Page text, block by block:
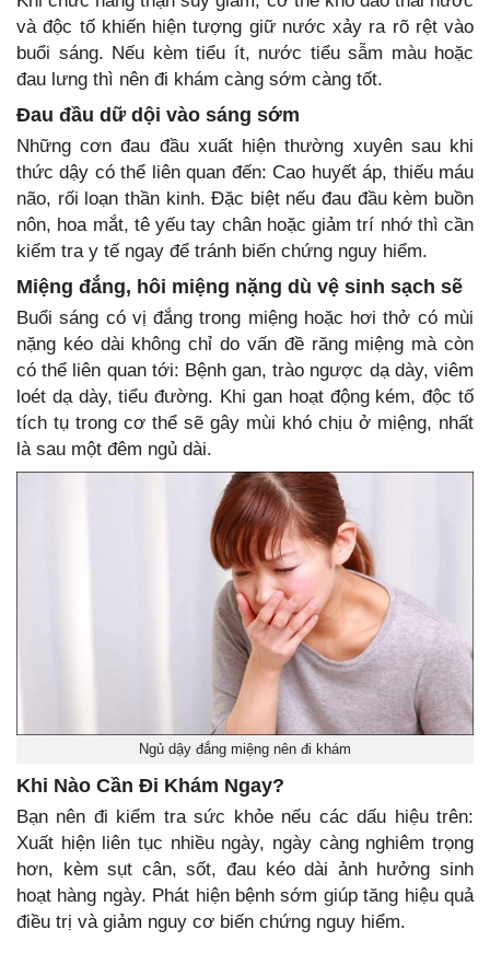
và độc tố khiến hiện tượng giữ nước xảy ra rõ rệt vào
buổi sáng. Nếu kèm tiểu ít, nước tiểu sẫm màu hoặc
đau lưng thì nên đi khám càng sớm càng tốt.
Đau đầu dữ dội vào sáng sớm
Những cơn đau đầu xuất hiện thường xuyên sau khi
thức dậy có thể liên quan đến: Cao huyết áp, thiếu máu
não, rối loạn thần kinh. Đặc biệt nếu đau đầu kèm buồn
nôn, hoa mắt, tê yếu tay chân hoặc giảm trí nhớ thì cần
kiểm tra y tế ngay để tránh biến chứng nguy hiểm.
Miệng đắng, hôi miệng nặng dù vệ sinh sạch sẽ
Buổi sáng có vị đắng trong miệng hoặc hơi thở có mùi
nặng kéo dài không chỉ do vấn đề răng miệng mà còn
có thể liên quan tới: Bệnh gan, trào ngược dạ dày, viêm
loét dạ dày, tiểu đường. Khi gan hoạt động kém, độc tố
tích tụ trong cơ thể sẽ gây mùi khó chịu ở miệng, nhất
là sau một đêm ngủ dài.
Ngủ dậy đắng miệng nên đi khám
Khi Nào Cần Đi Khám Ngay?
Bạn nên đi kiểm tra sức khỏe nếu các dấu hiệu trên:
Xuất hiện liên tục nhiều ngày, ngày càng nghiêm trọng
hơn, kèm sụt cân, sốt, đau kéo dài ảnh hưởng sinh
hoạt hàng ngày. Phát hiện bệnh sớm giúp tăng hiệu quả
điều trị và giảm nguy cơ biến chứng nguy hiểm.